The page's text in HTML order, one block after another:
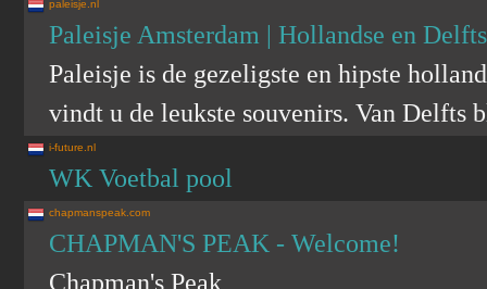
paleisje.nl
Paleisje Amsterdam | Hollandse en
Paleisje is de gezeligste en hipste
vindt u de leukste souvenirs. Van Delfts
i-future.nl
WK Voetbal pool
chapmanspeak.com
CHAPMAN'S PEAK - Welcome!
Chapman's Peak